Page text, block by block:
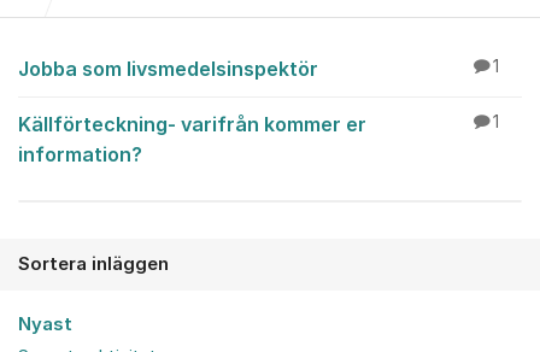
Övrig fråga
Jobba som livsmedelsinspektör 1
Källförteckning- varifrån kommer er
information?
1
Sortera inläggen
Nyast